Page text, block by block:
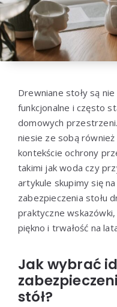
Drewniane stoły są
funkcjonalne i często
domowych
niesie ze sobą
kontekście ochrony
takimi jak woda czy
artykule skupimy się
zabezpieczenia stołu
praktyczne
piękno i trwałość na
Jak wybrać
stół?